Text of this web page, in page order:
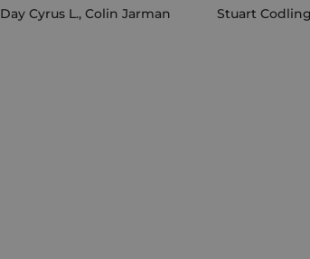
Day Cyrus L., Colin Jarman Stuart Codling